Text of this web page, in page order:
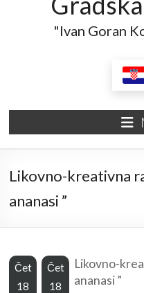
"Ivan Goran
Likovno-kreativna
ananasi ”
Čet
18
Čet
18
Likovno-
ananasi ”